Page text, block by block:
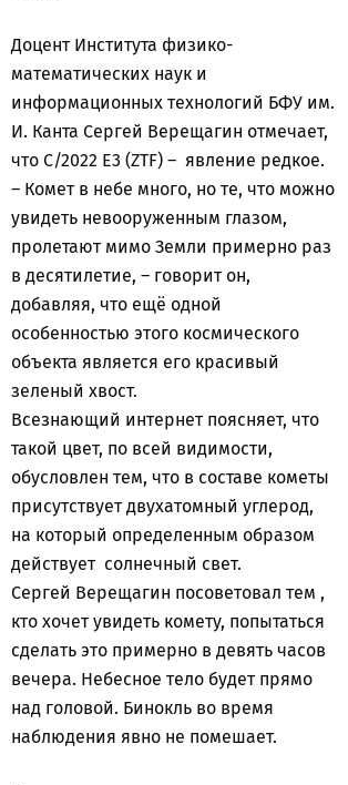
Доцент Института физико-
математических наук и
информационных технологий БФУ им.
И. Канта Сергей Верещагин отмечает,
что C/2022 E3 (ZTF) – явление редкое.
– Комет в небе много, но те, что можно
увидеть невооруженным глазом,
пролетают мимо Земли примерно раз
в десятилетие, – говорит он,
добавляя, что ещё одной
особенностью этого космического
объекта является его красивый
зеленый хвост.
Всезнающий интернет поясняет, что
такой цвет, по всей видимости,
обусловлен тем, что в составе кометы
присутствует двухатомный углерод,
на который определенным образом
действует солнечный свет.
Сергей Верещагин посоветовал тем ,
кто хочет увидеть комету, попытаться
сделать это примерно в девять часов
вечера. Небесное тело будет прямо
над головой. Бинокль во время
наблюдения явно не помешает.